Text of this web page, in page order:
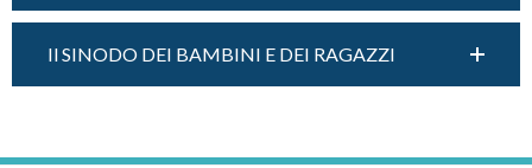
Il SINODO DEI BAMBINI E DEI RAGAZZI